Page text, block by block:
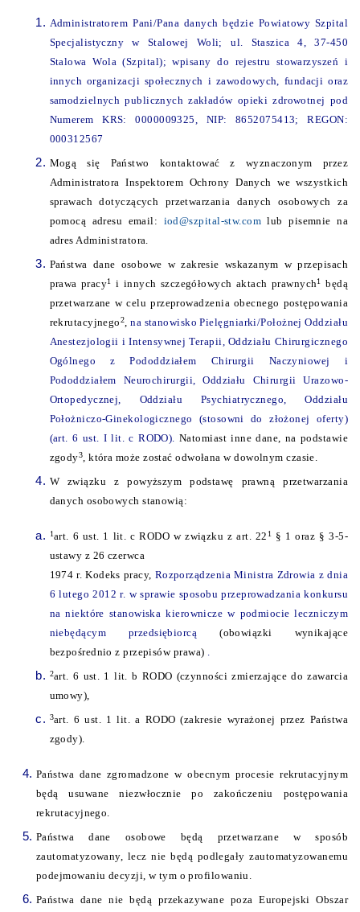
Administratorem Pani/Pana danych będzie Powiatowy Szpital
Specjalistyczny w Stalowej Woli; ul. Staszica 4, 37-450
Stalowa Wola (Szpital); wpisany do rejestru stowarzyszeń i
innych organizacji społecznych i zawodowych, fundacji oraz
samodzielnych publicznych zakładów opieki zdrowotnej pod
Numerem KRS: 0000009325, NIP: 8652075413; REGON:
000312567
Mogą się Państwo kontaktować z wyznaczonym przez
Administratora Inspektorem Ochrony Danych we wszystkich
sprawach dotyczących przetwarzania danych osobowych za
pomocą adresu email: iod@szpital-stw.com lub pisemnie na
adres Administratora.
Państwa dane osobowe w zakresie wskazanym w przepisach
prawa pracy1 i innych szczegółowych aktach prawnych1
będą
przetwarzane w celu przeprowadzenia obecnego postępowania
rekrutacyjnego2,na stanowisko Pielęgniarki/Położnej Oddziału
Anestezjologii i Intensywnej Terapii, Oddziału Chirurgicznego
Ogólnego z Pododdziałem Chirurgii Naczyniowej i
Pododdziałem Neurochirurgii, Oddziału Chirurgii Urazowo-
Ortopedycznej, Oddziału Psychiatrycznego, Oddziału
Położniczo-Ginekologicznego (stosowni do złożonej oferty)
(art. 6 ust. I lit. c RODO). Natomiast inne dane, na podstawie
zgody3, która może zostać odwołana w dowolnym czasie.
W związku z powyższym podstawę prawną przetwarzania
danych osobowych stanowią:
1art. 6 ust. 1 lit. c RODO w związku z art. 22 1
§ 1 oraz § 3-5-
ustawy z 26 czerwca
1974 r. Kodeks pracy, Rozporządzenia Ministra Zdrowia z dnia
6 lutego 2012 r. w sprawie sposobu przeprowadzania konkursu
na niektóre stanowiska kierownicze w podmiocie leczniczym
niebędącym przedsiębiorcą(obowiązki wynikające
bezpośrednio z przepisów prawa) .
2art. 6 ust. 1 lit. b RODO (czynności zmierzające do zawarcia
umowy),
3art. 6 ust. 1 lit. a RODO (zakresie wyrażonej przez Państwa
zgody).
Państwa dane zgromadzone w obecnym procesie rekrutacyjnym
będą usuwane niezwłocznie po zakończeniu postępowania
rekrutacyjnego.
Państwa dane osobowe będą przetwarzane w sposób
zautomatyzowany, lecz nie będą podlegały zautomatyzowanemu
podejmowaniu decyzji, w tym o profilowaniu.
Państwa dane nie będą przekazywane poza Europejski Obszar